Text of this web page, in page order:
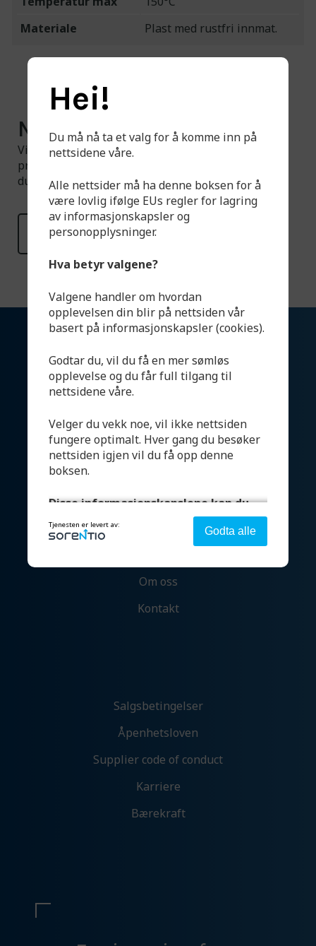
Materiale
Plast med rustfri innmat.
Noe du ikke finner?
Vi har et større utvalg tilgjengelig enn det som er
presentert på hjemmesiden. Ta gjerne kontakt om
du har spørsmål.
Les mer
Produkter
Testhall og lab
Om oss
Kontakt
Salgsbetingelser
Åpenhetsloven
Supplier code of conduct
Karriere
Bærekraft
Hei!
Du må nå ta et valg for å komme inn på
nettsidene våre.
Alle nettsider må ha denne boksen for å
være lovlig ifølge EUs regler for lagring
av informasjonskapsler og
personopplysninger.
Hva betyr valgene?
Valgene handler om hvordan
opplevelsen din blir på nettsiden vår
basert på informasjonskapsler (cookies).
Godtar du, vil du få en mer sømløs
opplevelse og du får full tilgang til
nettsidene våre.
Velger du vekk noe, vil ikke nettsiden
fungere optimalt. Hver gang du besøker
nettsiden igjen vil du få opp denne
boksen.
Disse informasjonskapslene kan du
velge:
Strengt nødvendig - denne er alltid på
Denne aktiverer helt grunnleggende
funksjonalitet som språk, sted og handlekurv.
opplevelsen for deg.
Tillat analyse
Ikke tillat analyse
Tjenesten er levert av: Godta alle